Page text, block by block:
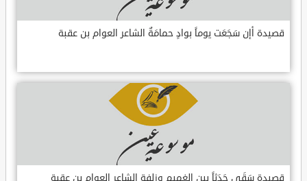
قصيدة أإن سَجَعَت يوماً بوادٍ حمامَةٌ الشاعر العوام بن عقبة
قصيدة سَقَى جَدَثاً بين الغميم وزلفةٍ الشاعر العوام بن عقبة